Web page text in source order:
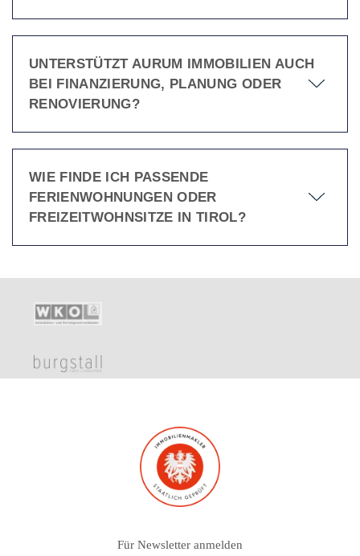
UNTERSTÜTZT AURUM IMMOBILIEN AUCH
BEI FINANZIERUNG, PLANUNG ODER
RENOVIERUNG?
WIE FINDE ICH PASSENDE
FERIENWOHNUNGEN ODER
FREIZEITWOHNSITZE IN TIROL?
Für Newsletter anmelden